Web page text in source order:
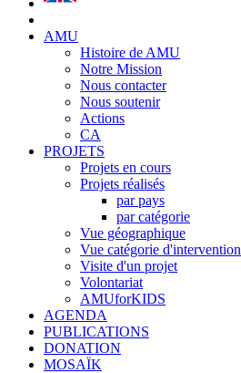
AMU
Histoire de AMU
Notre Mission
Nous contacter
Nous soutenir
Actions
CA
PROJETS
Projets en cours
Projets réalisés
par pays
par catégorie
Vue géographique
Vue catégorie d'intervention
Visite d'un projet
Volontariat
AMUforKIDS
AGENDA
PUBLICATIONS
DONATION
MOSAÏK